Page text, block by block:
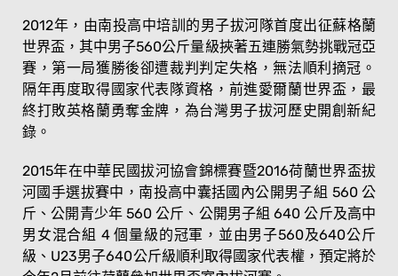
2012年，由南投高中培訓的男子拔河隊首度出征蘇格蘭
世界盃，其中男子560公斤量級挾著五連勝氣勢挑戰冠亞
賽，第一局獲勝後卻遭裁判判定失格，無法順利摘冠。
隔年再度取得國家代表隊資格，前進愛爾蘭世界盃，最
終打敗英格蘭勇奪金牌，為台灣男子拔河歷史開創新紀
錄。
2015年在中華民國拔河協會錦標賽暨2016荷蘭世界盃拔
河國手選拔賽中，南投高中囊括國內公開男子組 560 公
斤、公開青少年 560 公斤、公開男子組 640 公斤及高中
男女混合組 4 個量級的冠軍，並由男子560及640公斤
級、U23男子640公斤級順利取得國家代表權，預定將於